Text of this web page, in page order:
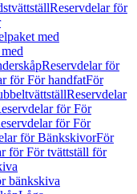
Reservdelar för
med
Reservdelar för
för För handfatFör
Reservdelar
för För
för För
för BänkskivorFör
för För tvättställ för
bänkskiva